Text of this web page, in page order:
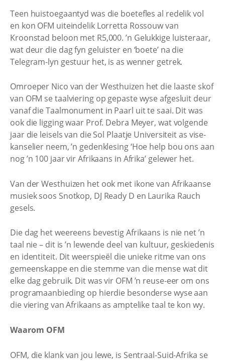
Teen huistoegaantyd was die boetefles al redelik vol
en kon OFM uiteindelik Lorretta Rossouw van
Kroonstad beloon met R5,000. ’n Gelukkige luisteraar,
wat deur die dag fyn geluister en ‘boete’ na die
Telegram-lyn gestuur het, is as wenner getrek.
Omroeper Nico van der Westhuizen het die laaste skof
van OFM se taalviering op gepaste wyse afgesluit deur
vanaf die Taalmonument in Paarl uit te saai. Dit was
ook die ligging waar Prof. Debra Meyer, wat volgende
jaar die leisels van die Sol Plaatje Universiteit as vise-
kanselier neem, ’n gedenklesing ‘Hoe help bou ons aan
nog ’n 100 jaar vir Afrikaans in Afrika’ gelewer het.
Van der Westhuizen het ook met ikone van Afrikaanse
musiek soos Snotkop, DJ Ready D en Laurika Rauch
gesels.
Die dag het weereens bevestig Afrikaans is nie net ’n
taal nie – dit is ’n lewende deel van kultuur, geskiedenis
en identiteit. Dit weerspieël die unieke ritme van ons
gemeenskappe en die stemme van die mense wat dit
elke dag gebruik. Dit was vir OFM ’n reuse-eer om ons
programaanbieding op hierdie besonderse wyse aan
die viering van Afrikaans as amptelike taal te kon wy.
Waarom OFM
OFM, die klank van jou lewe, is Sentraal-Suid-Afrika se